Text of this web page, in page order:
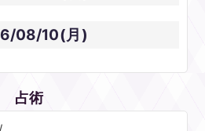
08/10(月)
占術